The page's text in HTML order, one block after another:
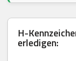
H-
erledigen: